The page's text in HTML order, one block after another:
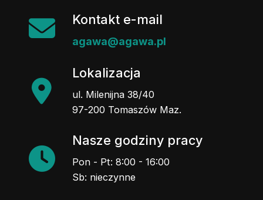
Kontakt e-mail
agawa@agawa.pl
Lokalizacja
ul. Milenijna 38/40
97-200 Tomaszów Maz.
Nasze godziny pracy
Pon - Pt: 8:00 - 16:00
Sb: nieczynne